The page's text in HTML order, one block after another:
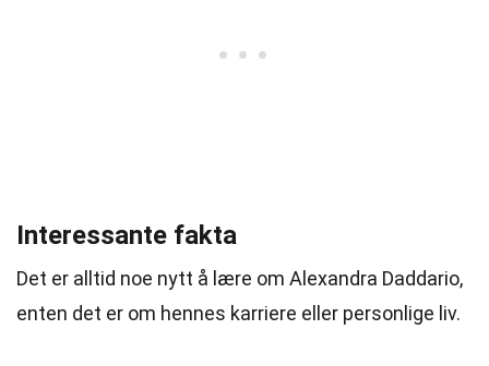
Interessante fakta
Det er alltid noe nytt å lære om Alexandra Daddario,
enten det er om hennes karriere eller personlige liv.